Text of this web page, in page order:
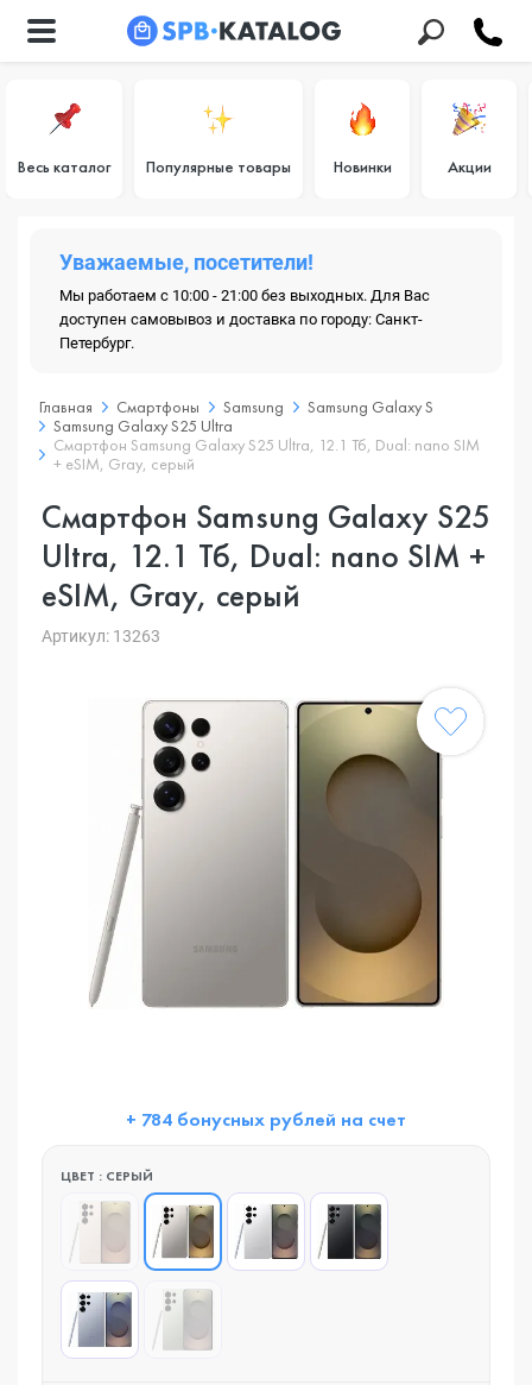
Весь каталог Популярные товары Новинки Акции
Уважаемые, посетители!
Мы работаем с 10:00 - 21:00 без выходных. Для Вас
доступен самовывоз и доставка по городу: Санкт-
Петербург.
Главная Смартфоны Samsung
Samsung Galaxy S
Samsung Galaxy S25 Ultra
Смартфон Samsung Galaxy S25 Ultra, 12.1 Тб, Dual: nano SIM
+ eSIM, Gray, серый
Смартфон Samsung Galaxy S25
Ultra, 12.1 Тб, Dual: nano SIM +
eSIM, Gray, серый
Артикул: 13263
+ 784 бонусных рублей на счет
ЦВЕТ : СЕРЫЙ